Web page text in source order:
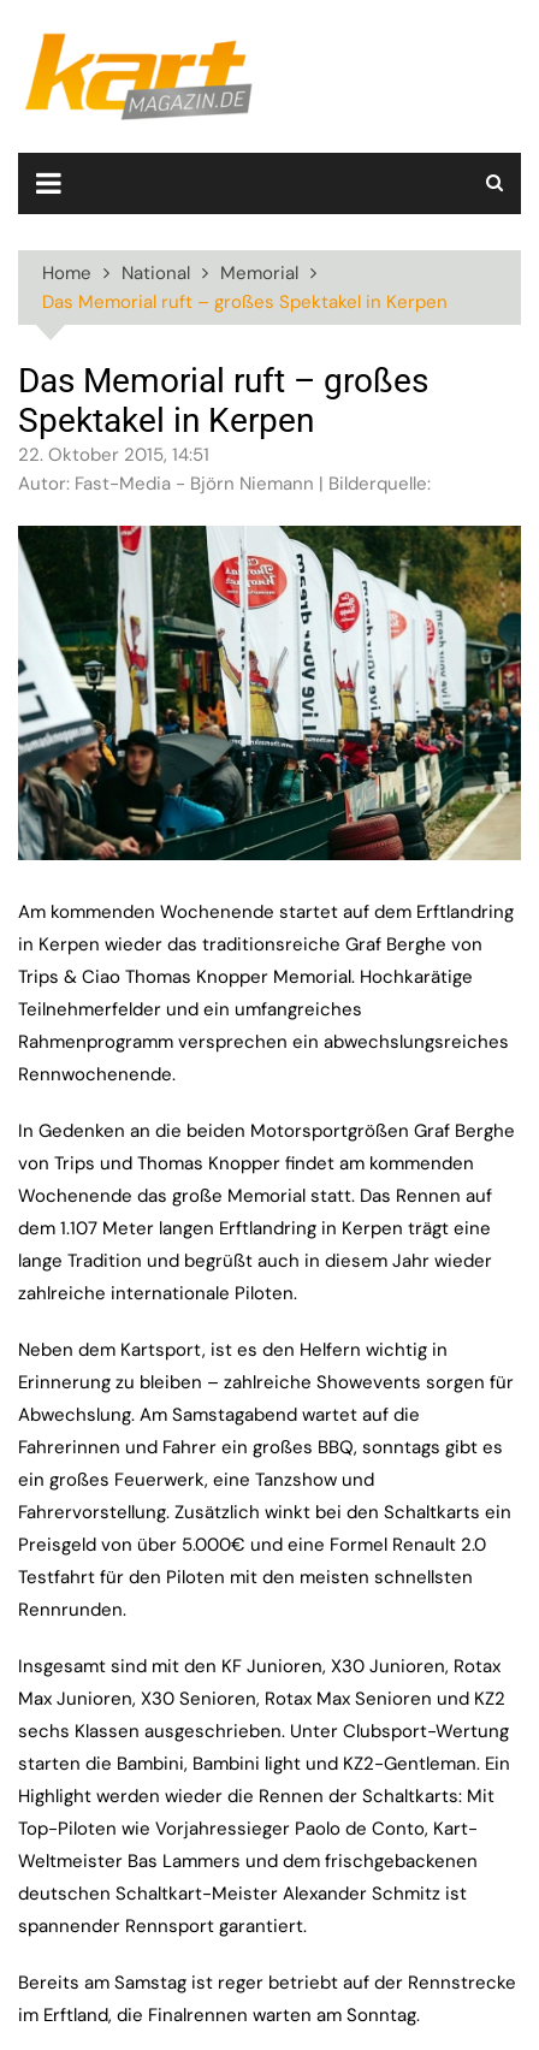
content
Home National
Memorial
Das Memorial ruft – großes Spektakel in Kerpen
Das Memorial ruft – großes
Spektakel in Kerpen
22. Oktober 2015, 14:51
Autor: Fast-Media - Björn Niemann | Bilderquelle:
Am kommenden Wochenende startet auf dem Erftlandring
in Kerpen wieder das traditionsreiche Graf Berghe von
Trips & Ciao Thomas Knopper Memorial. Hochkarätige
Teilnehmerfelder und ein umfangreiches
Rahmenprogramm versprechen ein abwechslungsreiches
Rennwochenende.
In Gedenken an die beiden Motorsportgrößen Graf Berghe
von Trips und Thomas Knopper findet am kommenden
Wochenende das große Memorial statt. Das Rennen auf
dem 1.107 Meter langen Erftlandring in Kerpen trägt eine
lange Tradition und begrüßt auch in diesem Jahr wieder
zahlreiche internationale Piloten.
Neben dem Kartsport, ist es den Helfern wichtig in
Erinnerung zu bleiben – zahlreiche Showevents sorgen für
Abwechslung. Am Samstagabend wartet auf die
Fahrerinnen und Fahrer ein großes BBQ, sonntags gibt es
ein großes Feuerwerk, eine Tanzshow und
Fahrervorstellung. Zusätzlich winkt bei den Schaltkarts ein
Preisgeld von über 5.000€ und eine Formel Renault 2.0
Testfahrt für den Piloten mit den meisten schnellsten
Rennrunden.
Insgesamt sind mit den KF Junioren, X30 Junioren, Rotax
Max Junioren, X30 Senioren, Rotax Max Senioren und KZ2
sechs Klassen ausgeschrieben. Unter Clubsport-Wertung
starten die Bambini, Bambini light und KZ2-Gentleman. Ein
Highlight werden wieder die Rennen der Schaltkarts: Mit
Top-Piloten wie Vorjahressieger Paolo de Conto, Kart-
Weltmeister Bas Lammers und dem frischgebackenen
deutschen Schaltkart-Meister Alexander Schmitz ist
spannender Rennsport garantiert.
Bereits am Samstag ist reger betriebt auf der Rennstrecke
im Erftland, die Finalrennen warten am Sonntag.